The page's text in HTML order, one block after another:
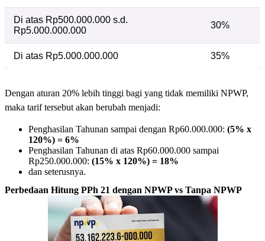
Di atas Rp500.000.000 s.d.
Rp5.000.000.000
30%
Di atas Rp5.000.000.000 35%
Dengan aturan 20% lebih tinggi bagi yang tidak memiliki NPWP,
maka tarif tersebut akan berubah menjadi:
Penghasilan Tahunan sampai dengan Rp60.000.000: (5% x
120%) = 6%
Penghasilan Tahunan di atas Rp60.000.000 sampai
Rp250.000.000: (15% x 120%) = 18%
dan seterusnya.
Perbedaan Hitung PPh 21 dengan NPWP vs Tanpa NPWP